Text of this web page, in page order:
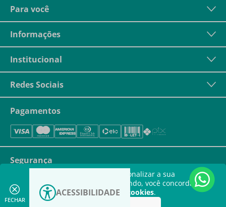
Este site utiliza cookies para personalizar a sua
experiência. Ao continuar navegando, você concorda com
a nossapolítica de utilização de cookies.
Para você
Informações
Institucional
Redes Sociais
Pagamentos
Segurança
FECHAR
ACESSIBILIDADE